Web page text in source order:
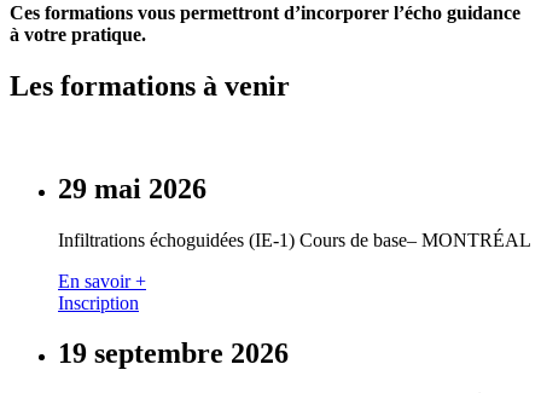
Ces formations vous permettront d’incorporer l’écho guidance
à votre pratique.
Les formations à venir
29 mai 2026
Infiltrations échoguidées (IE-1) Cours de base– MONTRÉAL
En savoir +
Inscription
19 septembre 2026